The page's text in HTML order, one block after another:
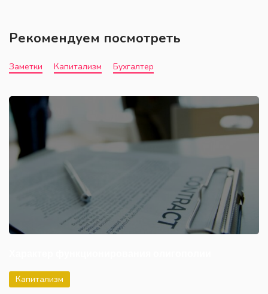
Рекомендуем посмотреть
Заметки Капитализм Бухгалтер
Капитализм